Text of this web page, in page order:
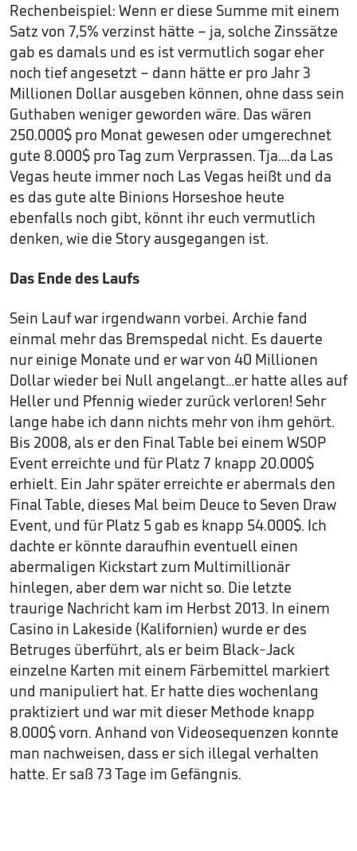
Rechenbeispiel: Wenn er diese Summe mit einem
Satz von 7,5% verzinst hätte – ja, solche Zinssätze
gab es damals und es ist vermutlich sogar eher
noch tief angesetzt – dann hätte er pro Jahr 3
Millionen Dollar ausgeben können, ohne dass sein
Guthaben weniger geworden wäre. Das wären
250.000$ pro Monat gewesen oder umgerechnet
gute 8.000$ pro Tag zum Verprassen. Tja….da Las
Vegas heute immer noch Las Vegas heißt und da
es das gute alte Binions Horseshoe heute
ebenfalls noch gibt, könnt ihr euch vermutlich
denken, wie die Story ausgegangen ist.
Das Ende des Laufs
Sein Lauf war irgendwann vorbei. Archie fand
einmal mehr das Bremspedal nicht. Es dauerte
nur einige Monate und er war von 40 Millionen
Dollar wieder bei Null angelangt…er hatte alles auf
Heller und Pfennig wieder zurück verloren! Sehr
lange habe ich dann nichts mehr von ihm gehört.
Bis 2008, als er den Final Table bei einem WSOP
Event erreichte und für Platz 7 knapp 20.000$
erhielt. Ein Jahr später erreichte er abermals den
Final Table, dieses Mal beim Deuce to Seven Draw
Event, und für Platz 5 gab es knapp 54.000$. Ich
dachte er könnte daraufhin eventuell einen
abermaligen Kickstart zum Multimillionär
hinlegen, aber dem war nicht so. Die letzte
traurige Nachricht kam im Herbst 2013. In einem
Casino in Lakeside (Kalifornien) wurde er des
Betruges überführt, als er beim Black-Jack
einzelne Karten mit einem Färbemittel markiert
und manipuliert hat. Er hatte dies wochenlang
praktiziert und war mit dieser Methode knapp
8.000$ vorn. Anhand von Videosequenzen konnte
man nachweisen, dass er sich illegal verhalten
hatte. Er saß 73 Tage im Gefängnis.